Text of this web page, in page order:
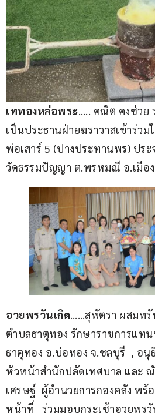
เททองหล่อพระ….. คณิต คงช่วย
เป็นประธานฝ่ายฆราวาสเข้าร่ว
พ่อเสาร์ 5 (ปางประทานพร) ปร
วัดธรรมปัญญา ต.พรหมณี อ.เมือ
อวยพรวันเกิด ……สุพัตรา ผสมท
ตำบลธาตุทอง รักษาราชการแท
ธาตุทอง อ.บ่อทอง จ.ชลบุรี  , อนุ
หัวหน้าสำนักปลัดเทศบาล และ
เศรษฐ์  ผู้อำนวยการกองคลัง พร้
หน้าที่   ร่วมมอบกระเช้าอวยพร